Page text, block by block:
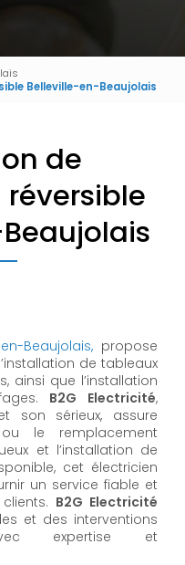
Belleville-en-Beaujolais
de
Beaujolais,propose
de tableaux
ainsi que l’installation
B2G Electricité,
son sérieux, assure
le remplacement
et l’installation de
cet électricien
un service fiable et
B2G Electricité
et des interventions
expertise et